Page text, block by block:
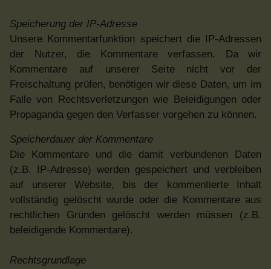
Speicherung der IP-Adresse
Unsere Kommentarfunktion speichert die IP-Adressen
der Nutzer, die Kommentare verfassen. Da wir
Kommentare auf unserer Seite nicht vor der
Freischaltung prüfen, benötigen wir diese Daten, um im
Falle von Rechtsverletzungen wie Beleidigungen oder
Propaganda gegen den Verfasser vorgehen zu können.
Speicherdauer der Kommentare
Die Kommentare und die damit verbundenen Daten
(z.B. IP-Adresse) werden gespeichert und verbleiben
auf unserer Website, bis der kommentierte Inhalt
vollständig gelöscht wurde oder die Kommentare aus
rechtlichen Gründen gelöscht werden müssen (z.B.
beleidigende Kommentare).
Rechtsgrundlage